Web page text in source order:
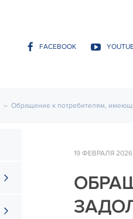
FACEBOOK
– Обращение к потребителям,
19 ФЕВРАЛЯ 2026